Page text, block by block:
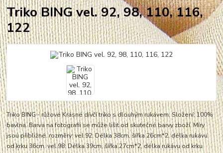
Triko BING vel. 92, 98, 110, 116,
122
Triko BING - růžové Krásné dívčí triko s dlouhým rukávem. Složení: 100%
bavlna. Barva na fotografii se může lišit od skutečné barvy zboží. Míry
jsou přibližné. rozměry: vel.92: Délka 38cm, šířka 26cm*2, délka rukávu
od krku 36cm. vel.98: Délka 39cm, šířka 27cm*2, délka rukávu od krku